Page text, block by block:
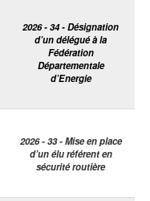
2026 - 34 - Désignation
d’un délégué à la
Fédération
Départementale
d’Energie
2026 - 33 - Mise en place
d’un élu référent en
sécurité routière